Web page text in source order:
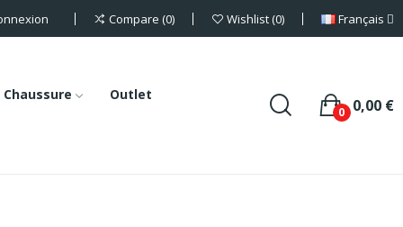
Compare 0 Wishlist 0 Français
Chaussure Outlet
0,00 €
0